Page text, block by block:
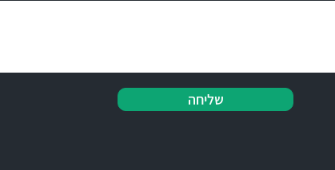
שליחה